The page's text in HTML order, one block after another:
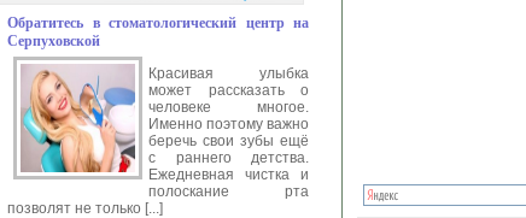
Обратитесь в стоматологический центр на
Серпуховской
Красивая улыбка
может рассказать о
человеке многое.
Именно поэтому важно
беречь свои зубы ещё
с раннего детства.
Ежедневная чистка и
полоскание рта
позволят не только [...]